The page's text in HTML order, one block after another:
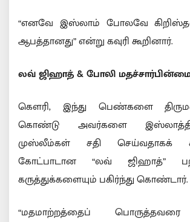
“எனவே இஸ்லாம் போலவே
ஆபத்தானது” என்று கவுரி கூறினார்.
லவ் ஜிஹாத் & போலி
கௌரி, இந்து பெண்களை
கொண்டு அவர்களை
முஸ்லீம்கள் சதி செய்வதாகக்
கோட்பாடான “லவ் ஜிஹாத்”
கருத்துக்களையும் பகிர்ந்து கொண்டார்.
“மதமாற்றத்தைப்